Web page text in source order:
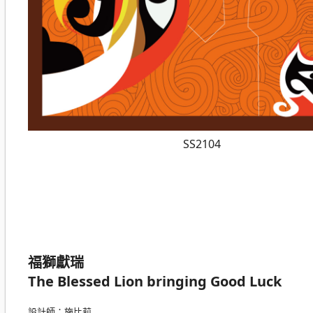
SS2104
福獅獻瑞
The Blessed Lion bringing Good Luck